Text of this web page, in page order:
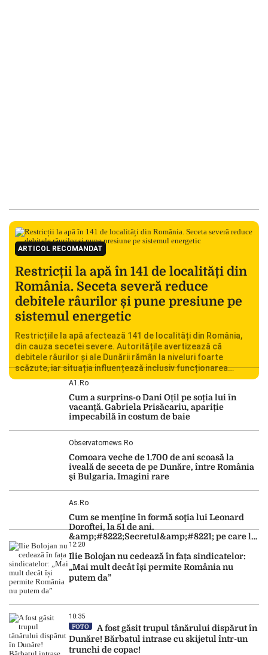
ARTICOL RECOMANDAT
Restricții la apă în 141 de localități din
România. Seceta severă reduce
debitele râurilor și pune presiune pe
sistemul energetic
Restricțiile la apă afectează 141 de localități din România,
din cauza secetei severe. Autoritățile avertizează că
debitele râurilor și ale Dunării rămân la niveluri foarte
scăzute, iar situația influențează inclusiv funcționarea
Centralei Nucleare de la Cernavodă. România se confruntă
hidrologic din ultimii ani. Lipsa […]
A1.ro
Cum a surprins-o Dani Oțil pe soția lui în
vacanță. Gabriela Prisăcariu, apariție
impecabilă în costum de baie
Observatornews.ro
Comoara veche de 1.700 de ani scoasă la
iveală de seceta de pe Dunăre, între România
şi Bulgaria. Imagini rare
As.ro
Cum se menţine în formă soţia lui Leonard
Doroftei, la 51 de ani.
&amp;#8222;Secretul&amp;#8221; pe care l-a
dezvăluit
12:20
Ilie Bolojan nu cedează în fața sindicatelor:
„Mai mult decât își permite România nu
putem da”
10:35
FOTO
A fost găsit trupul tânărului dispărut în
Dunăre! Bărbatul intrase cu skijetul într-un
trunchi de copac!